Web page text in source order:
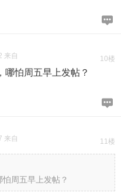
10楼
来自
哪怕周五早上发帖？
11楼
来自
周五早上发帖？